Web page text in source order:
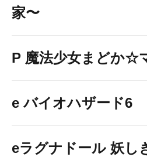
家〜
P 魔法少女まどか☆
e バイオハザード6
eラグナドール 妖し